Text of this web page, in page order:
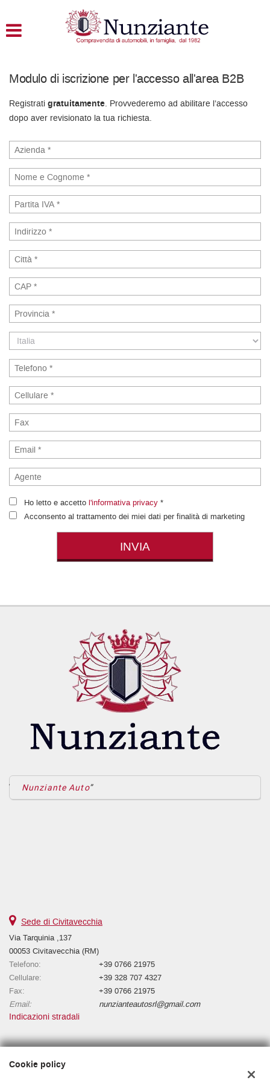
ASSISTENZA
CONTATTI
Modulo di iscrizione per l'accesso all'area B2B
Registrati gratuitamente. Provvederemo ad abilitare l’accesso
dopo aver revisionato la tua richiesta.
Ho letto e accetto l'informativa privacy *
Acconsento al trattamento dei miei dati per finalità di marketing
Nunziante Auto
Sede di Civitavecchia
Via Tarquinia ,137
00053 Civitavecchia (RM)
Telefono:
+39 0766 21975
Cellulare:
+39 328 707 4327
Fax:
+39 0766 21975
Email:
nunzianteautosrl@gmail.com
Indicazioni stradali
Dati fiscali:
Cookie policy